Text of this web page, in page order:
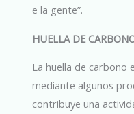
e la gente”.
HUELLA DE
La huella de carbono
mediante algunos
contribuye una